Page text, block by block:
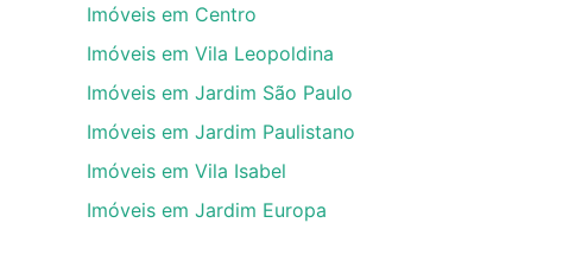
se adequar ao seu orçamento. Se ainda tem alguma
e conte com a gente para comprar o imóvel dos
Imóveis em Centro
Imóveis em Vila Leopoldina
Imóveis em Jardim São Paulo
Imóveis em Jardim Paulistano
Imóveis em Vila Isabel
Imóveis em Jardim Europa